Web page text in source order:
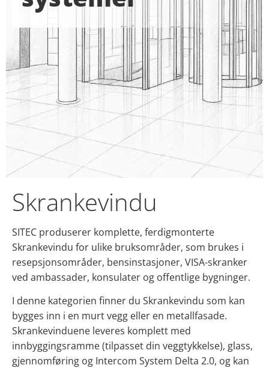
Skrankevindu
SITEC produserer komplette, ferdigmonterte
Skrankevindu for ulike bruksområder, som brukes i
resepsjonsområder, bensinstasjoner, VISA-skranker
ved ambassader, konsulater og offentlige bygninger.
I denne kategorien finner du Skrankevindu som kan
bygges inn i en murt vegg eller en metallfasade.
Skrankevinduene leveres komplett med
innbyggingsramme (tilpasset din veggtykkelse), glass,
gjennomføring og Intercom System Delta 2.0, og kan